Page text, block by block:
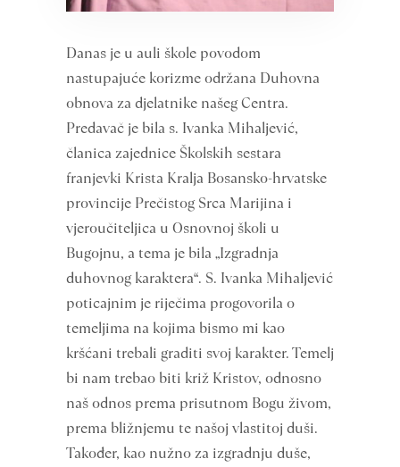
Danas je u auli škole povodom
nastupajuće korizme održana Duhovna
obnova za djelatnike našeg Centra.
Predavač je bila s. Ivanka Mihaljević,
članica zajednice Školskih sestara
franjevki Krista Kralja Bosansko-hrvatske
provincije Prečistog Srca Marijina i
vjeroučiteljica u Osnovnoj školi u
Bugojnu, a tema je bila „Izgradnja
duhovnog karaktera“. S. Ivanka Mihaljević
poticajnim je riječima progovorila o
temeljima na kojima bismo mi kao
kršćani trebali graditi svoj karakter. Temelj
bi nam trebao biti križ Kristov, odnosno
naš odnos prema prisutnom Bogu živom,
prema bližnjemu te našoj vlastitoj duši.
Također, kao nužno za izgradnju duše,